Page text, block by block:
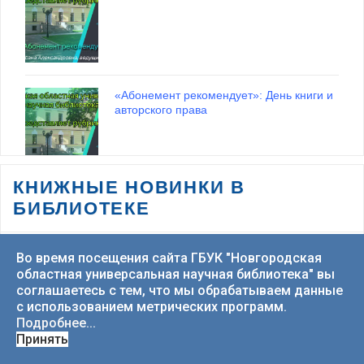
ВСЕ ВЫСТАВКИ
«Абонемент рекомендует»: День книги и
авторского права
Трансляция торжественного открытия
Дней Православной Книги в Великом
КНИЖНЫЕ НОВИНКИ В
БИБЛИОТЕКЕ
Во время посещения сайта ГБУК "Новгородская
областная универсальная научная библиотека" вы
соглашаетесь с тем, что мы обрабатываем данные
с использованием метрических программ.
Подробнее...
Принять